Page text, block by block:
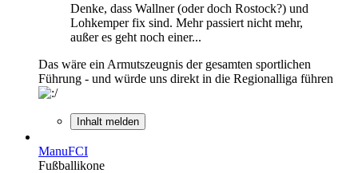
Denke, dass Wallner (oder doch Rostock?) und
Lohkemper fix sind. Mehr passiert nicht mehr,
außer es geht noch einer...
Das wäre ein Armutszeugnis der gesamten sportlichen
Führung - und würde uns direkt in die Regionalliga führen
Inhalt melden
ManuFCI
Fußballikone